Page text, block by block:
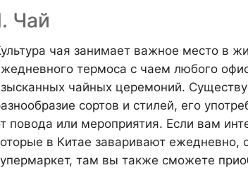
Наша История
Чай
чая занимает важное место в
термоса с чаем любого
чайных церемоний.
сортов и стилей, его
повода или мероприятия. Если вам
в Китае заваривают ежедневно,
там вы также сможете